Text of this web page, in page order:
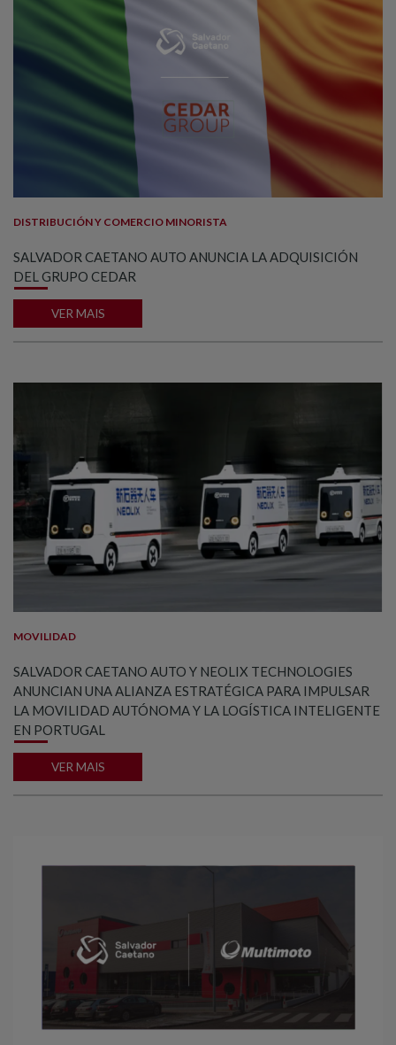
DISTRIBUCIÓN Y COMERCIO MINORISTA
SALVADOR CAETANO AUTO ANUNCIA LA ADQUISICIÓN
DEL GRUPO CEDAR
VER MAIS
MOVILIDAD
SALVADOR CAETANO AUTO Y NEOLIX TECHNOLOGIES
ANUNCIAN UNA ALIANZA ESTRATÉGICA PARA IMPULSAR
LA MOVILIDAD AUTÓNOMA Y LA LOGÍSTICA INTELIGENTE
EN PORTUGAL
VER MAIS